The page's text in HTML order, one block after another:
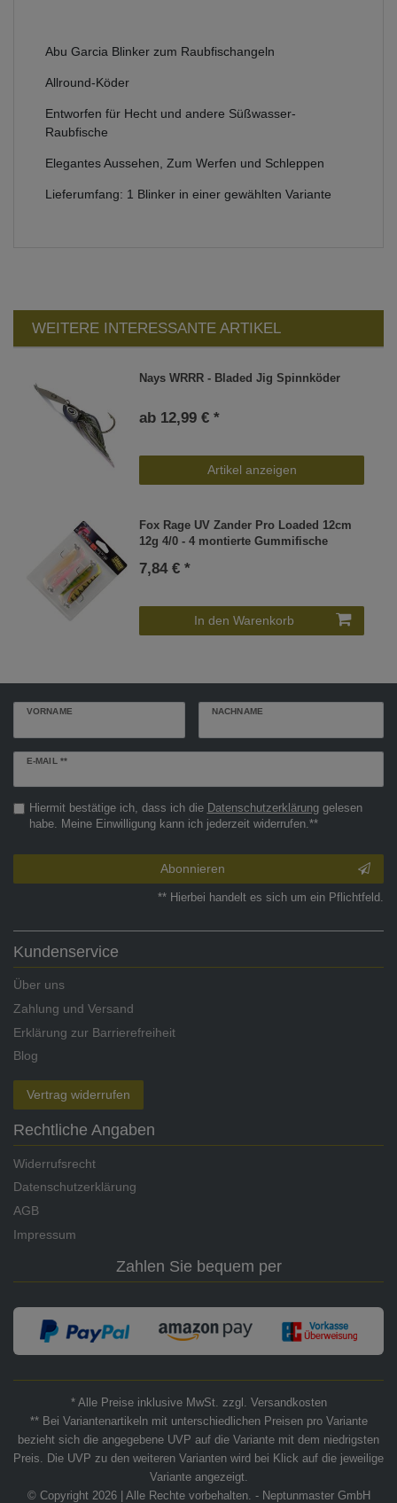
Abu Garcia Blinker zum Raubfischangeln
Allround-Köder
Entworfen für Hecht und andere Süßwasser-
Raubfische
Elegantes Aussehen, Zum Werfen und Schleppen
Lieferumfang: 1 Blinker in einer gewählten Variante
WEITERE INTERESSANTE ARTIKEL
Nays WRRR - Bladed Jig Spinnköder
ab 12,99 € *
Artikel anzeigen
Fox Rage UV Zander Pro Loaded 12cm
12g 4/0 - 4 montierte Gummifische
7,84 € *
In den Warenkorb
VORNAME NACHNAME
E-MAIL **
Newsletter
Hiermit bestätige ich, dass ich die Daten­schutz­erklärunggelesen
habe. Meine Einwilligung kann ich jederzeit widerrufen.**
Abonnieren
** Hierbei handelt es sich um ein Pflichtfeld.
Kundenservice
Über uns
Zahlung und Versand
Erklärung zur Barrierefreiheit
Blog
Vertrag widerrufen
Rechtliche Angaben
Widerrufsrecht
Datenschutzerklärung
AGB
Impressum
Zahlen Sie bequem per
* Alle Preise inklusive MwSt. zzgl. Versandkosten
** Bei Variantenartikeln mit unterschiedlichen Preisen pro Variante
bezieht sich die angegebene UVP auf die Variante mit dem niedrigsten
Preis. Die UVP zu den weiteren Varianten wird bei Klick auf die jeweilige
Variante angezeigt.
© Copyright 2026 | Alle Rechte vorbehalten. - Neptunmaster GmbH